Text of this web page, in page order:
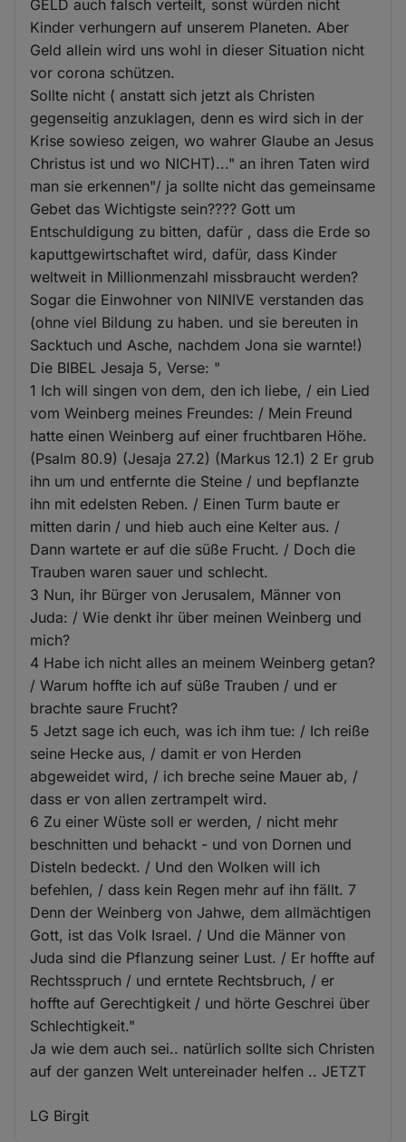
GELD auch falsch verteilt, sonst würden nicht
Kinder verhungern auf unserem Planeten. Aber
Geld allein wird uns wohl in dieser Situation nicht
vor corona schützen.
Sollte nicht ( anstatt sich jetzt als Christen
gegenseitig anzuklagen, denn es wird sich in der
Krise sowieso zeigen, wo wahrer Glaube an Jesus
Christus ist und wo NICHT)..." an ihren Taten wird
man sie erkennen"/ ja sollte nicht das gemeinsame
Gebet das Wichtigste sein???? Gott um
Entschuldigung zu bitten, dafür , dass die Erde so
kaputtgewirtschaftet wird, dafür, dass Kinder
weltweit in Millionmenzahl missbraucht werden?
Sogar die Einwohner von NINIVE verstanden das
(ohne viel Bildung zu haben. und sie bereuten in
Sacktuch und Asche, nachdem Jona sie warnte!)
Die BIBEL Jesaja 5, Verse: "
1 Ich will singen von dem, den ich liebe, / ein Lied
vom Weinberg meines Freundes: / Mein Freund
hatte einen Weinberg auf einer fruchtbaren Höhe.
(Psalm 80.9) (Jesaja 27.2) (Markus 12.1) 2 Er grub
ihn um und entfernte die Steine / und bepflanzte
ihn mit edelsten Reben. / Einen Turm baute er
mitten darin / und hieb auch eine Kelter aus. /
Dann wartete er auf die süße Frucht. / Doch die
Trauben waren sauer und schlecht.
3 Nun, ihr Bürger von Jerusalem, Männer von
Juda: / Wie denkt ihr über meinen Weinberg und
mich?
4 Habe ich nicht alles an meinem Weinberg getan?
/ Warum hoffte ich auf süße Trauben / und er
brachte saure Frucht?
5 Jetzt sage ich euch, was ich ihm tue: / Ich reiße
seine Hecke aus, / damit er von Herden
abgeweidet wird, / ich breche seine Mauer ab, /
dass er von allen zertrampelt wird.
6 Zu einer Wüste soll er werden, / nicht mehr
beschnitten und behackt - und von Dornen und
Disteln bedeckt. / Und den Wolken will ich
befehlen, / dass kein Regen mehr auf ihn fällt. 7
Denn der Weinberg von Jahwe, dem allmächtigen
Gott, ist das Volk Israel. / Und die Männer von
Juda sind die Pflanzung seiner Lust. / Er hoffte auf
Rechtsspruch / und erntete Rechtsbruch, / er
hoffte auf Gerechtigkeit / und hörte Geschrei über
Schlechtigkeit."
Ja wie dem auch sei.. natürlich sollte sich Christen
auf der ganzen Welt untereinader helfen .. JETZT
LG Birgit